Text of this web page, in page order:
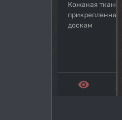
Кожаная ткань,
доскам
remove_red_eye